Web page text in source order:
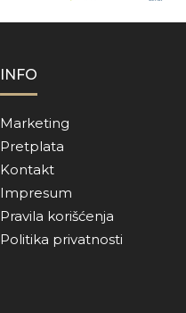
INFO
Marketing
Pretplata
Kontakt
Impresum
Pravila korišćenja
Politika privatnosti